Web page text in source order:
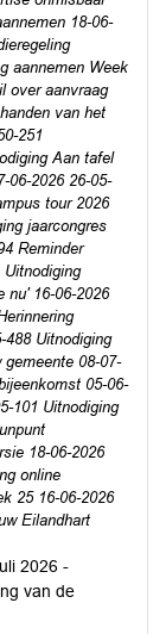
18-06-
aannemen Week
over aanvraag
van het
251
Aan tafel
06-2026 26-05-
tour 2026
jaarcongres
Reminder
Uitnodiging
nu' 16-06-2026
488 Uitnodiging
08-07-
05-06-
101 Uitnodiging
18-06-2026
online
25 16-06-2026
Eilandhart
2026 -
van de